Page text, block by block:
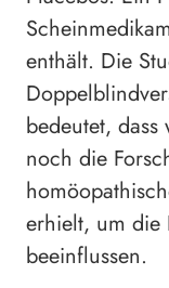
enthält. Die
bedeutet,
noch die
erhielt, um die
beeinflussen.